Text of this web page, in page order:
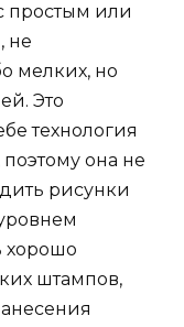
простым или
не
мелких, но
Это
технология
она не
рисунки
хорошо
штампов,